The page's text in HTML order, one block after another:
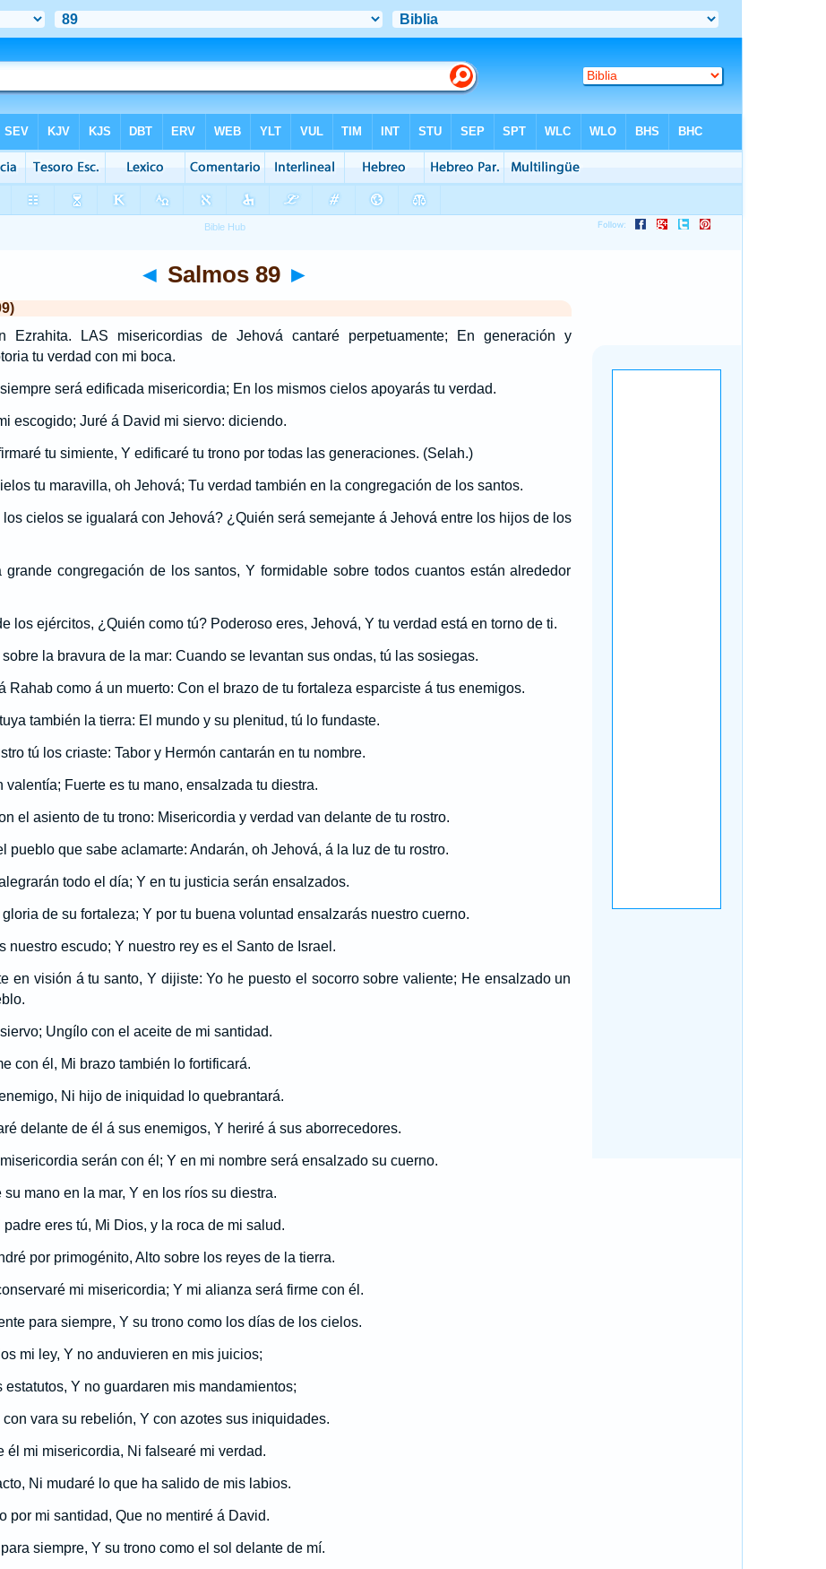
◄ Salmos 89 ►
Ezrahita. LAS misericordias de Jehová cantaré perpetuamente; En generación y
tu verdad con mi boca.
será edificada misericordia; En los mismos cielos apoyarás tu verdad.
escogido; Juré á David mi siervo: diciendo.
tu simiente, Y edificaré tu trono por todas las generaciones. (Selah.)
tu maravilla, oh Jehová; Tu verdad también en la congregación de los santos.
cielos se igualará con Jehová? ¿Quién será semejante á Jehová entre los hijos de los
grande congregación de los santos, Y formidable sobre todos cuantos están alrededor
los ejércitos, ¿Quién como tú? Poderoso eres, Jehová, Y tu verdad está en torno de ti.
la bravura de la mar: Cuando se levantan sus ondas, tú las sosiegas.
Rahab como á un muerto: Con el brazo de tu fortaleza esparciste á tus enemigos.
también la tierra: El mundo y su plenitud, tú lo fundaste.
tú los criaste: Tabor y Hermón cantarán en tu nombre.
valentía; Fuerte es tu mano, ensalzada tu diestra.
el asiento de tu trono: Misericordia y verdad van delante de tu rostro.
pueblo que sabe aclamarte: Andarán, oh Jehová, á la luz de tu rostro.
todo el día; Y en tu justicia serán ensalzados.
de su fortaleza; Y por tu buena voluntad ensalzarás nuestro cuerno.
nuestro escudo; Y nuestro rey es el Santo de Israel.
en visión á tu santo, Y dijiste: Yo he puesto el socorro sobre valiente; He ensalzado un
Ungílo con el aceite de mi santidad.
con él, Mi brazo también lo fortificará.
Ni hijo de iniquidad lo quebrantará.
delante de él á sus enemigos, Y heriré á sus aborrecedores.
serán con él; Y en mi nombre será ensalzado su cuerno.
mano en la mar, Y en los ríos su diestra.
padre eres tú, Mi Dios, y la roca de mi salud.
por primogénito, Alto sobre los reyes de la tierra.
mi misericordia; Y mi alianza será firme con él.
para siempre, Y su trono como los días de los cielos.
mi ley, Y no anduvieren en mis juicios;
estatutos, Y no guardaren mis mandamientos;
vara su rebelión, Y con azotes sus iniquidades.
él mi misericordia, Ni falsearé mi verdad.
Ni mudaré lo que ha salido de mis labios.
por mi santidad, Que no mentiré á David.
siempre, Y su trono como el sol delante de mí.